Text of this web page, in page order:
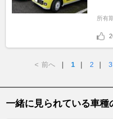
所有
< 前へ ｜ 1 ｜ 2 ｜ 3
一緒に見られている車種